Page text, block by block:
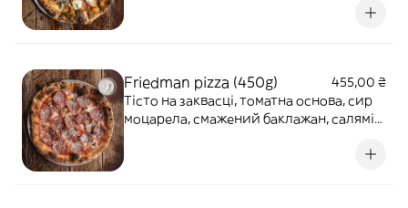
втратили батьків через війну.Обирайте
MariТісто на заквасці, томатний соус з
італійськими спеціями та травами, сир
моцарела, базилік.Соус песто, пармезан,
Friedman pizza (450g)
455,00 ₴
Тісто на заквасці, томатна основа, сир
моцарела, смажений баклажан, салямі